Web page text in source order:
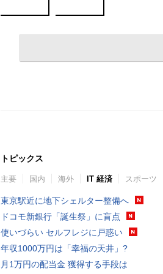
トピックス
主要 国内 海外 IT 経済 スポーツ
東京駅近に地下シェルター整備へ
ドコモ新銀行「誕生祭」に盲点
使いづらい セルフレジに戸惑い
年収1000万円は「幸福の天井」?
月1万円の配当金 獲得する手段は